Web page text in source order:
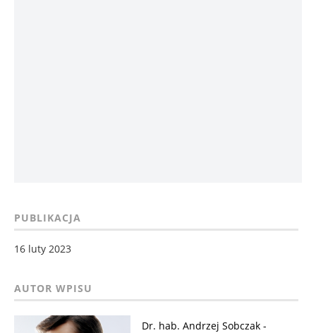
PUBLIKACJA
16 luty 2023
Dr. hab. Andrzej Sobczak -